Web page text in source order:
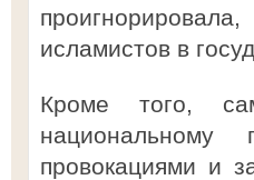
исламистов в
Кроме того,
национальному
провокациями и